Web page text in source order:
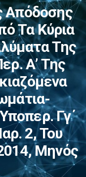
Απόδοσης
Τα Κύρια
Της
Α’ Της
Γγ΄
2, Του
Μηνός